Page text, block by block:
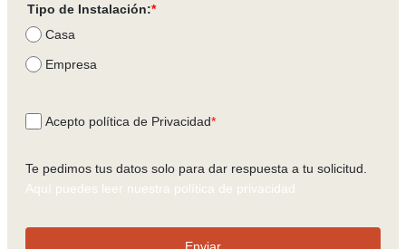
Tipo de Instalación:*
Casa
Empresa
Acepto política de Privacidad*
Te pedimos tus datos solo para dar respuesta a tu solicitud.
Aquí puedes leer nuestra política de privacidad